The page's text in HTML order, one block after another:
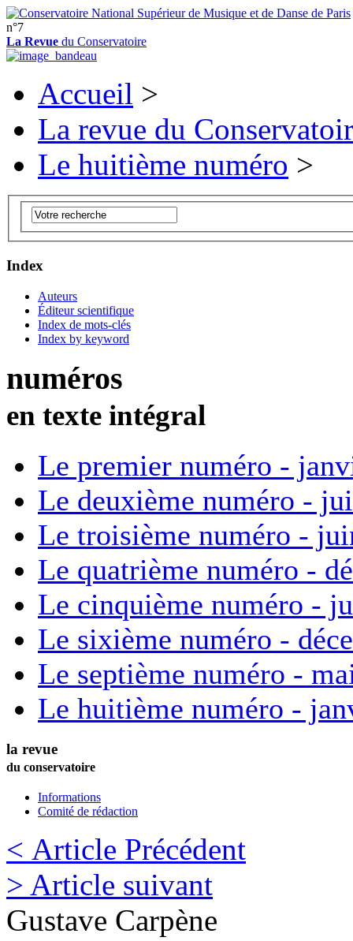
n°7
La Revue du Conservatoire
Accueil >
La revue du
Le huitième numéro >
Index
Auteurs
Éditeur scientifique
Index de mots-clés
Index by keyword
numéros
en texte intégral
Le premier numéro -
Le deuxième numéro -
Le troisième numéro -
Le quatrième numéro -
Le cinquième numéro -
Le sixième numéro -
Le septième numéro -
Le huitième numéro -
la revue
du conservatoire
Informations
Comité de rédaction
< Article Précédent
> Article suivant
Gustave Carpène